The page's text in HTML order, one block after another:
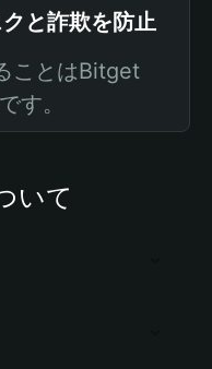
と詐欺を防止
ことはBitget
す。
いて